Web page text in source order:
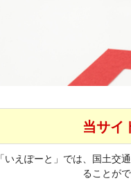
当サイ
「いえぽーと」では、国土交
ることが